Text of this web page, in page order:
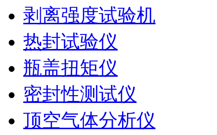
剥离强度试验机
热封试验仪
瓶盖扭矩仪
密封性测试仪
顶空气体分析仪